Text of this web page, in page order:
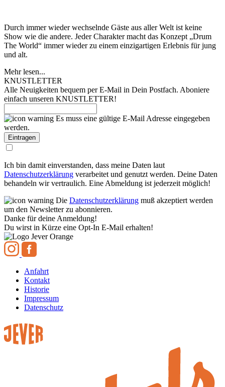
Durch immer wieder wechselnde Gäste aus aller Welt ist keine
Show wie die andere. Jeder Charakter macht das Konzept „Drum
The World“ immer wieder zu einem einzigartigen Erlebnis für jung
und alt.
Mehr lesen...
KNUSTLETTER
Alle Neuigkeiten bequem per E-Mail in Dein Postfach. Aboniere
einfach unseren KNUSTLETTER!
Es muss eine gültige E-Mail Adresse eingegeben
werden.
Ich bin damit einverstanden, dass meine Daten laut
Datenschutzerklärung verarbeitet und genutzt werden. Deine Daten
behandeln wir vertraulich. Eine Abmeldung ist jederzeit möglich!
Die Datenschutzerklärung muß akzeptiert werden
um den Newsletter zu abonnieren.
Danke für deine Anmeldung!
Du wirst in Kürze eine Opt-In E-Mail erhalten!
Anfahrt
Kontakt
Historie
Impressum
Datenschutz